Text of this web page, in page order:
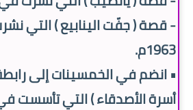
- قصة ( جفّت الينابيع ) التي
1963م.
• انضم في الخمسينات إلى
أسرة الأصدقاء ) التي